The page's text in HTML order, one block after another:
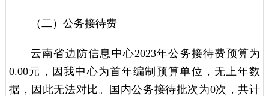
（二）公务接待费
云南省边防信息中心2023年公务接待费预算为
0.00元，因我中心为首年编制预算单位，无上年数
据，因此无法对比。国内公务接待批次为0次，共计